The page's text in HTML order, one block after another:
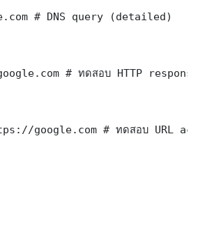
# DNS query (detailed)
# ทดสอบ HTTP
google.com # ทดสอบ URL